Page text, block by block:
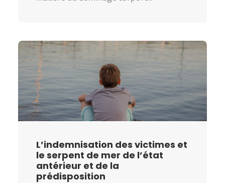
L’indemnisation des victimes et
le serpent de mer de l’état
antérieur et de la
prédisposition